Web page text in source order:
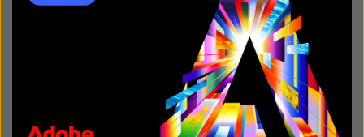
庞大的服务器集合
不允许选择静态 IP 地址